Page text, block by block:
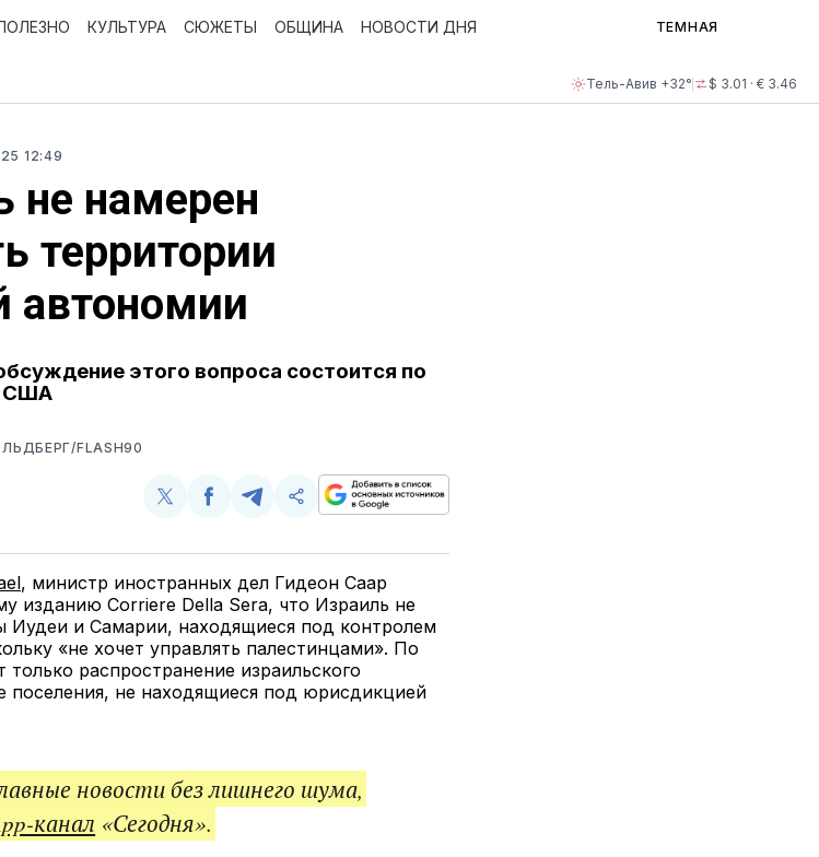
Тель-Авив +32° $ 3.01 · € 3.46
КУЛЬТУРА СЮЖЕТЫ ОБЩИНА НОВОСТИ ДНЯ ТЕМНАЯ
12:49
не намерен
территории
автономии
этого вопроса состоится по
США
FLASH90
Поделиться
Twitter
Поделиться
Facebook
Поделиться
Telegram
Скопируйте
поделитесь
ссылкой
, министр иностранных дел Гидеон Саар
изданию Corriere Della Sera, что Израиль не
Иудеи и Самарии, находящиеся под контролем
«не хочет управлять палестинцами». По
распространение израильского
поселения, не находящиеся под юрисдикцией
новости без лишнего шума,
канал «Сегодня».